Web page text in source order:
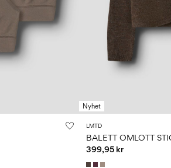
Nyhet
LMTD
BALETT OMLOTT
399,95 kr